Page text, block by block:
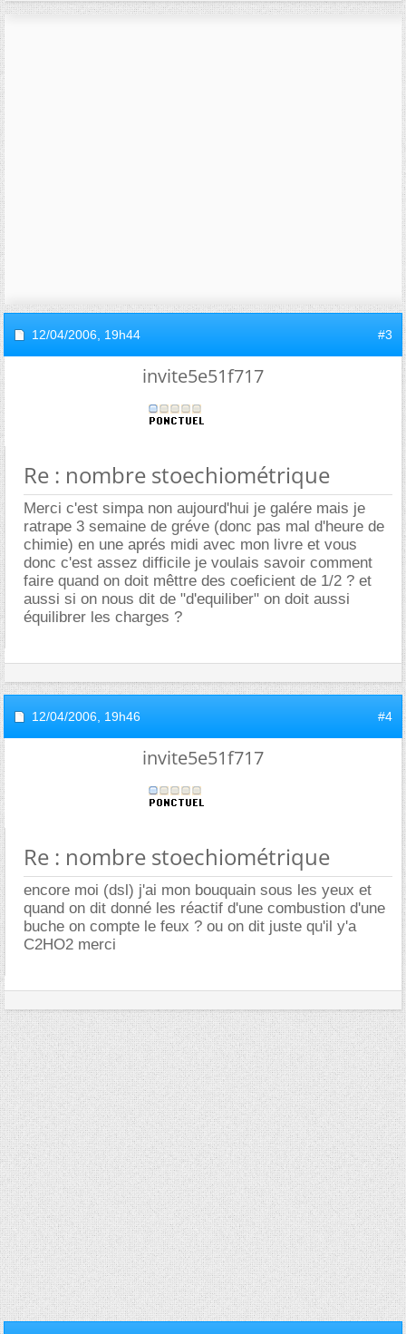
12/04/2006, 19h44 #3
invite5e51f717
Re : nombre stoechiométrique
Merci c'est simpa non aujourd'hui je galére mais je
ratrape 3 semaine de gréve (donc pas mal d'heure de
chimie) en une aprés midi avec mon livre et vous
donc c'est assez difficile je voulais savoir comment
faire quand on doit mêttre des coeficient de 1/2 ? et
aussi si on nous dit de "d'equiliber" on doit aussi
équilibrer les charges ?
12/04/2006, 19h46 #4
invite5e51f717
Re : nombre stoechiométrique
encore moi (dsl) j'ai mon bouquain sous les yeux et
quand on dit donné les réactif d'une combustion d'une
buche on compte le feux ? ou on dit juste qu'il y'a
C2HO2 merci